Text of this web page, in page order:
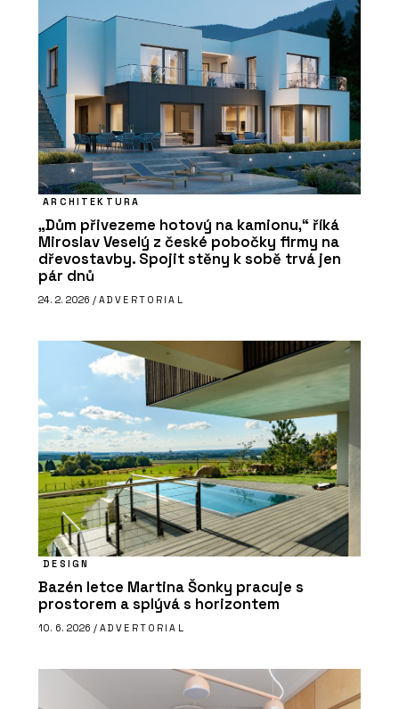
ARCHITEKTURA
„Dům přivezeme hotový na kamionu,“ říká
Miroslav Veselý z české pobočky firmy na
dřevostavby. Spojit stěny k sobě trvá jen
pár dnů
24. 2. 2026 / ADVERTORIAL
DESIGN
Bazén letce Martina Šonky pracuje s
prostorem a splývá s horizontem
10. 6. 2026 / ADVERTORIAL